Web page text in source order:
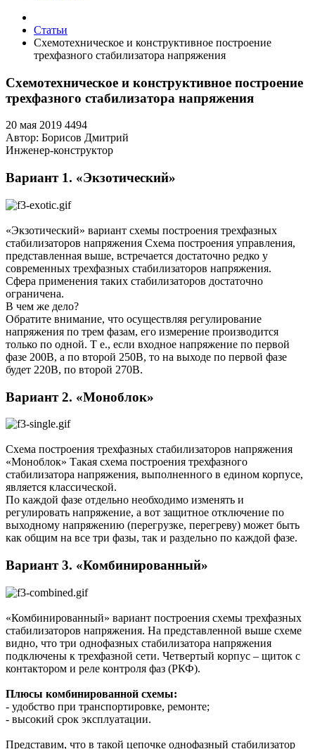
Статьи
Схемотехническое и конструктивное построение
трехфазного стабилизатора напряжения
Схемотехническое и конструктивное построение
трехфазного стабилизатора напряжения
20 мая 2019 4494
Автор: Борисов Дмитрий
Инженер-конструктор
Вариант 1. «Экзотический»
«Экзотический» вариант схемы построения трехфазных
стабилизаторов напряжения Схема построения управления,
представленная выше, встречается достаточно редко у
современных трехфазных стабилизаторов напряжения.
Сфера применения таких стабилизаторов достаточно
ограничена.
В чем же дело?
Обратите внимание, что осуществляя регулирование
напряжения по трем фазам, его измерение производится
только по одной. Т е., если входное напряжение по первой
фазе 200В, а по второй 250В, то на выходе по первой фазе
будет 220В, по второй 270В.
Вариант 2. «Моноблок»
Схема построения трехфазных стабилизаторов напряжения
«Моноблок» Такая схема построения трехфазного
стабилизатора напряжения, выполненного в едином корпусе,
является классической.
По каждой фазе отдельно необходимо изменять и
регулировать напряжение, а вот защитное отключение по
выходному напряжению (перегрузке, перегреву) может быть
как общим на все три фазы, так и раздельно по каждой фазе.
Вариант 3. «Комбинированный»
«Комбинированный» вариант построения схемы трехфазных
стабилизаторов напряжения. На представленной выше схеме
видно, что три однофазных стабилизатора напряжения
подключены к трехфазной сети. Четвертый корпус – щиток с
контактором и реле контроля фаз (РКФ).
Плюсы комбинированной схемы:
- удобство при транспортировке, ремонте;
- высокий срок эксплуатации.
Представим, что в такой цепочке однофазный стабилизатор